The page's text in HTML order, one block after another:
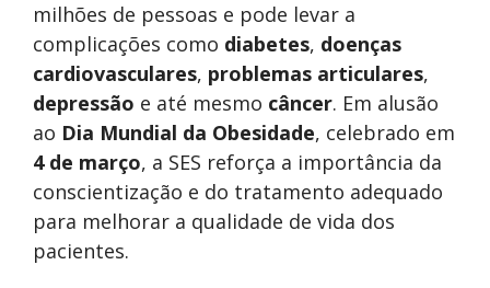
milhões de pessoas e pode levar a
complicações como diabetes, doenças
cardiovasculares, problemas articulares,
depressão e até mesmo câncer. Em alusão
ao Dia Mundial da Obesidade, celebrado em
4 de março, a SES reforça a importância da
conscientização e do tratamento adequado
para melhorar a qualidade de vida dos
pacientes.